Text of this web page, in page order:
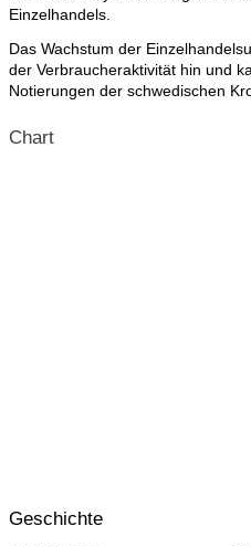
Einzelhandels.
Das Wachstum der
der Verbraucheraktivität hin und
Notierungen der schwedischen
Chart
Geschichte